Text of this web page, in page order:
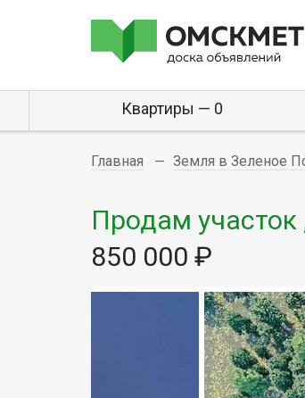
Квартиры — 0
Главная Земля в Зеленое
Продам участок
850 000 ₽